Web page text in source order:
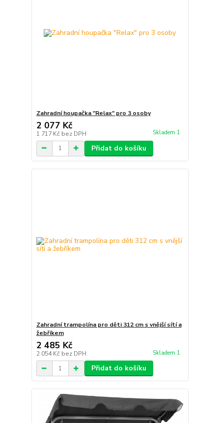
Zahradní houpačka "Relax" pro 3 osoby
2 077 Kč
1 717 Kč bez DPH Skladem 1
Přidat do košíku
Zahradní trampolína pro děti 312 cm s vnější sítí a
žebříkem
2 485 Kč
2 054 Kč bez DPH Skladem 1
Přidat do košíku